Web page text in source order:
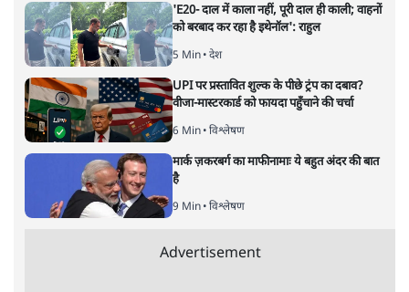
सबरीमला: अनुयायियों को अंधविश्वास,
पाखंडों से मुक्त करें धर्मगुरु
विचार| डॉ. वेद प्रताप वैदिक|